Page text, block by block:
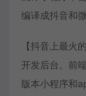
编译成抖音和
【抖音上最火
开发后台。前
版本小程序和